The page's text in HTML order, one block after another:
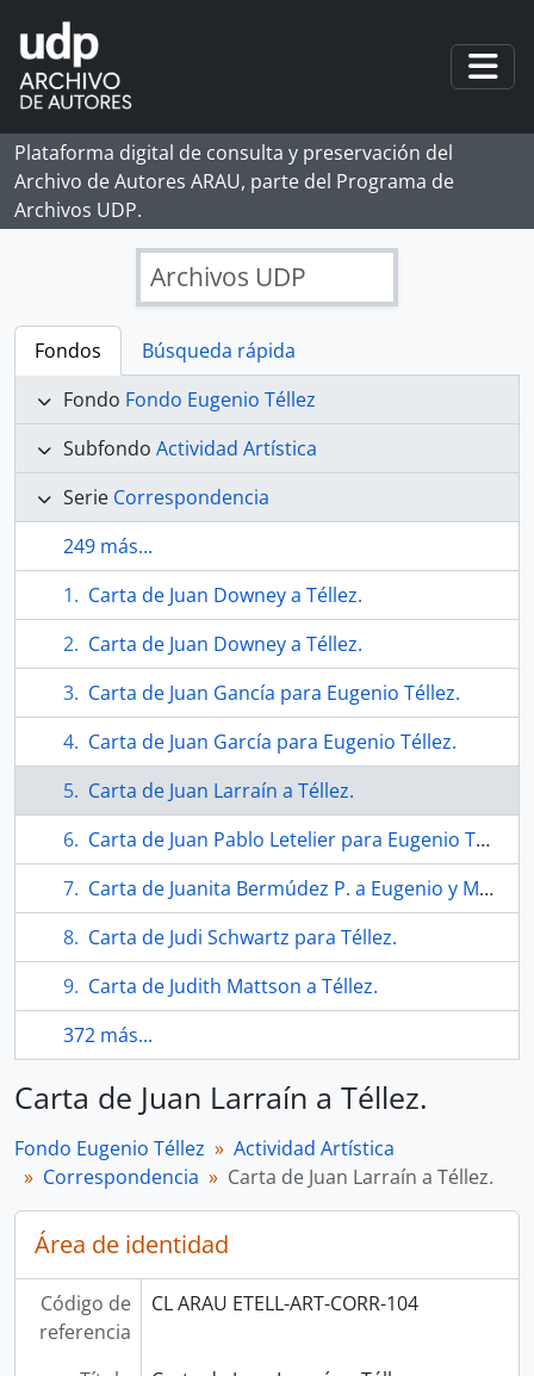
Skip to main content
Plataforma digital de consulta y preservación del
Archivo de Autores ARAU, parte del Programa de
Archivos UDP.
Archivos UDP
Fondos
Búsqueda rápida
Fondo Fondo Eugenio Téllez
Subfondo Actividad Artística
Serie Correspondencia
249 más...
Carta de Juan Downey a Téllez.
Carta de Juan Downey a Téllez.
Carta de Juan Gancía para Eugenio Téllez.
Carta de Juan García para Eugenio Téllez.
Carta de Juan Larraín a Téllez.
Carta de Juan Pablo Letelier para Eugenio Téllez.
Carta de Juanita Bermúdez P. a Eugenio y Myndi Téllez.
Carta de Judi Schwartz para Téllez.
Carta de Judith Mattson a Téllez.
372 más...
Carta de Juan Larraín a Téllez.
Fondo Eugenio Téllez
Actividad Artística
Correspondencia
Carta de Juan Larraín a Téllez.
Área de identidad
Código de
referencia
CL ARAU ETELL-ART-CORR-104